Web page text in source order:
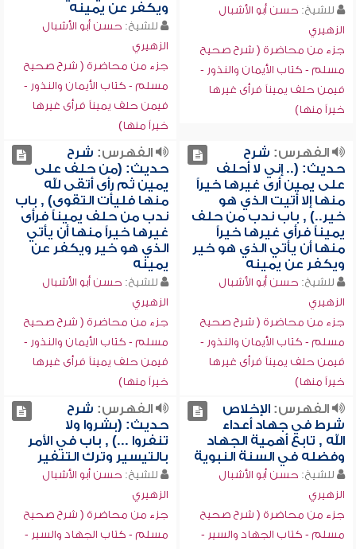
للشيخ: حسن أبو الأشبال
الزهيري
جزء من محاضرة ( شرح صحيح
مسلم - كتاب الأيمان والنذور -
فيمن حلف يميناً فرأى غيرها
خيراً منها)
ويكفر عن يمينه
للشيخ: حسن أبو الأشبال
الزهيري
جزء من محاضرة ( شرح صحيح
مسلم - كتاب الأيمان والنذور -
فيمن حلف يميناً فرأى غيرها
خيراً منها)
الفهرس: شرح
حديث: (.. إني لا أحلف
على يمين أرى غيرها خيراً
منها إلا أتيت الذي هو
خير..) , باب ندب من حلف
يميناً فرأى غيرها خيراً
منها أن يأتي الذي هو خير
ويكفر عن يمينه
للشيخ: حسن أبو الأشبال
الزهيري
جزء من محاضرة ( شرح صحيح
مسلم - كتاب الأيمان والنذور -
فيمن حلف يميناً فرأى غيرها
خيراً منها)
الفهرس: شرح
حديث: (من حلف على
يمين ثم رأى أتقى لله
منها فليأت التقوى) , باب
ندب من حلف يميناً فرأى
غيرها خيراً منها أن يأتي
الذي هو خير ويكفر عن
يمينه
للشيخ: حسن أبو الأشبال
الزهيري
جزء من محاضرة ( شرح صحيح
مسلم - كتاب الأيمان والنذور -
فيمن حلف يميناً فرأى غيرها
خيراً منها)
الفهرس:الإخلاص
شرط في جهاد أعداء
الله , تابع أهمية الجهاد
وفضله في السنة النبوية
للشيخ: حسن أبو الأشبال
الزهيري
جزء من محاضرة ( شرح صحيح
مسلم - كتاب الجهاد والسير -
الفهرس: شرح
حديث: (بشروا ولا
تنفروا ...) , باب في الأمر
بالتيسير وترك التنفير
للشيخ: حسن أبو الأشبال
الزهيري
جزء من محاضرة ( شرح صحيح
مسلم - كتاب الجهاد والسير -